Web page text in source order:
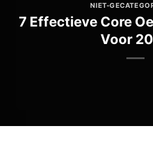
NIET-
7 Effectieve Core
Voor